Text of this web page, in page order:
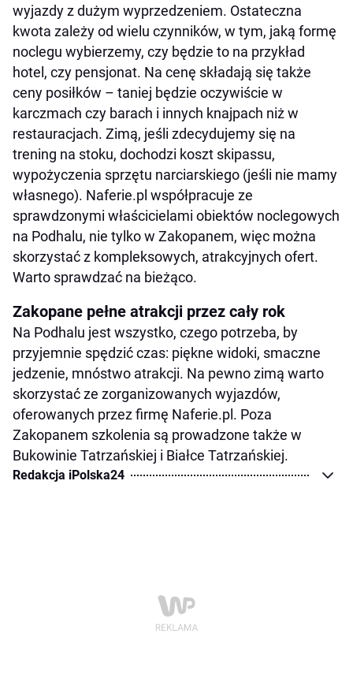
wyjazdy z dużym wyprzedzeniem. Ostateczna
kwota zależy od wielu czynników, w tym, jaką formę
noclegu wybierzemy, czy będzie to na przykład
hotel, czy pensjonat. Na cenę składają się także
ceny posiłków – taniej będzie oczywiście w
karczmach czy barach i innych knajpach niż w
restauracjach. Zimą, jeśli zdecydujemy się na
trening na stoku, dochodzi koszt skipassu,
wypożyczenia sprzętu narciarskiego (jeśli nie mamy
własnego). Naferie.pl współpracuje ze
sprawdzonymi właścicielami obiektów noclegowych
na Podhalu, nie tylko w Zakopanem, więc można
skorzystać z kompleksowych, atrakcyjnych ofert.
Warto sprawdzać na bieżąco.
Zakopane pełne atrakcji przez cały rok
Na Podhalu jest wszystko, czego potrzeba, by
przyjemnie spędzić czas: piękne widoki, smaczne
jedzenie, mnóstwo atrakcji. Na pewno zimą warto
skorzystać ze zorganizowanych wyjazdów,
oferowanych przez firmę Naferie.pl. Poza
Zakopanem szkolenia są prowadzone także w
Bukowinie Tatrzańskiej i Białce Tatrzańskiej.
Redakcja iPolska24